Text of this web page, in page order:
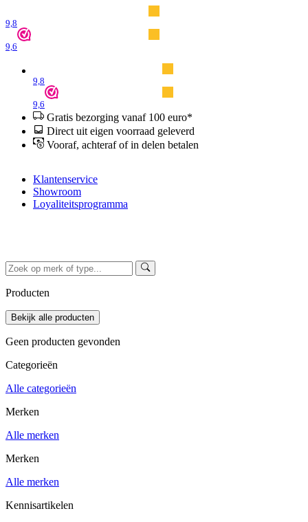
9,8
9,6
9,8
9,6
Gratis bezorging vanaf 100 euro*
Direct uit eigen voorraad geleverd
Vooraf, achteraf of in delen betalen
Klantenservice
Showroom
Loyaliteitsprogramma
Producten
Geen producten gevonden
Categorieën
Alle categorieën
Merken
Alle merken
Merken
Alle merken
Kennisartikelen